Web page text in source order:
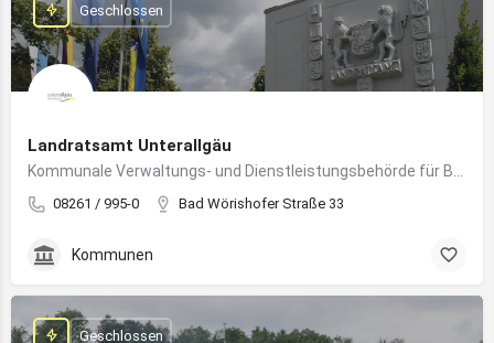
Landratsamt Unterallgäu
08261 / 995-0 Bad Wörishofer Straße 33
Geschlossen
Kommunen
Geschlossen